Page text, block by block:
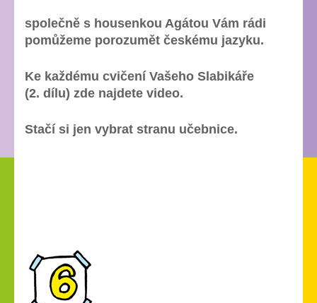
společně s housenkou Agátou Vám rádi
pomůžeme porozumět českému jazyku.
Ke každému cvičení Vašeho Slabikáře
(2. dílu) zde najdete video.
Stačí si jen vybrat stranu učebnice.